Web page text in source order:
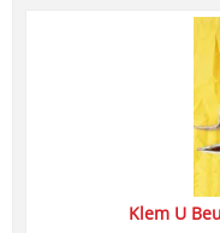
Klem U